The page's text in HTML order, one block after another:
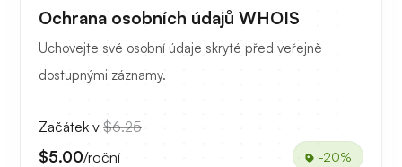
Ochrana osobních údajů WHOIS
Uchovejte své osobní údaje skryté před veřejně
dostupnými záznamy.
Začátek v $6.25
$5.00/roční -20%